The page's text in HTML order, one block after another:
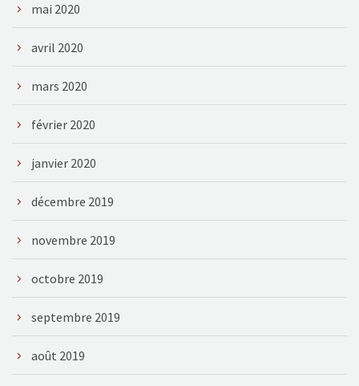
mai 2020
avril 2020
mars 2020
février 2020
janvier 2020
décembre 2019
novembre 2019
octobre 2019
septembre 2019
août 2019